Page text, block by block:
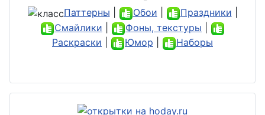
Паттерны Обои Праздники
Смайлики
Фоны, текстуры
Раскраски
Юмор Наборы